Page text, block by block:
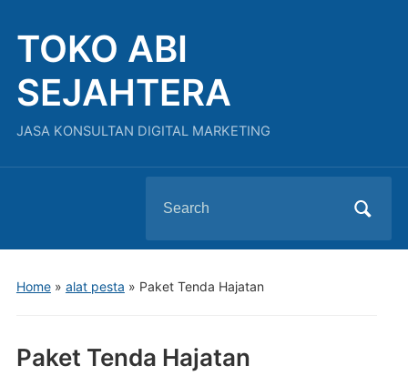
TOKO ABI
SEJAHTERA
JASA KONSULTAN DIGITAL MARKETING
for:
Home» alat pesta » Paket Tenda Hajatan
Paket Tenda Hajatan